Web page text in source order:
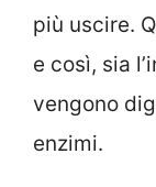
più uscire.
e così, sia
vengono
enzimi.